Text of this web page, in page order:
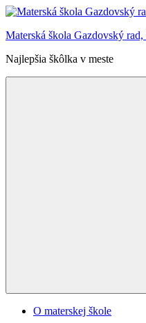
Skip
content
Materská škola Gazdovský rad,
Najlepšia škôlka v meste
O materskej škole